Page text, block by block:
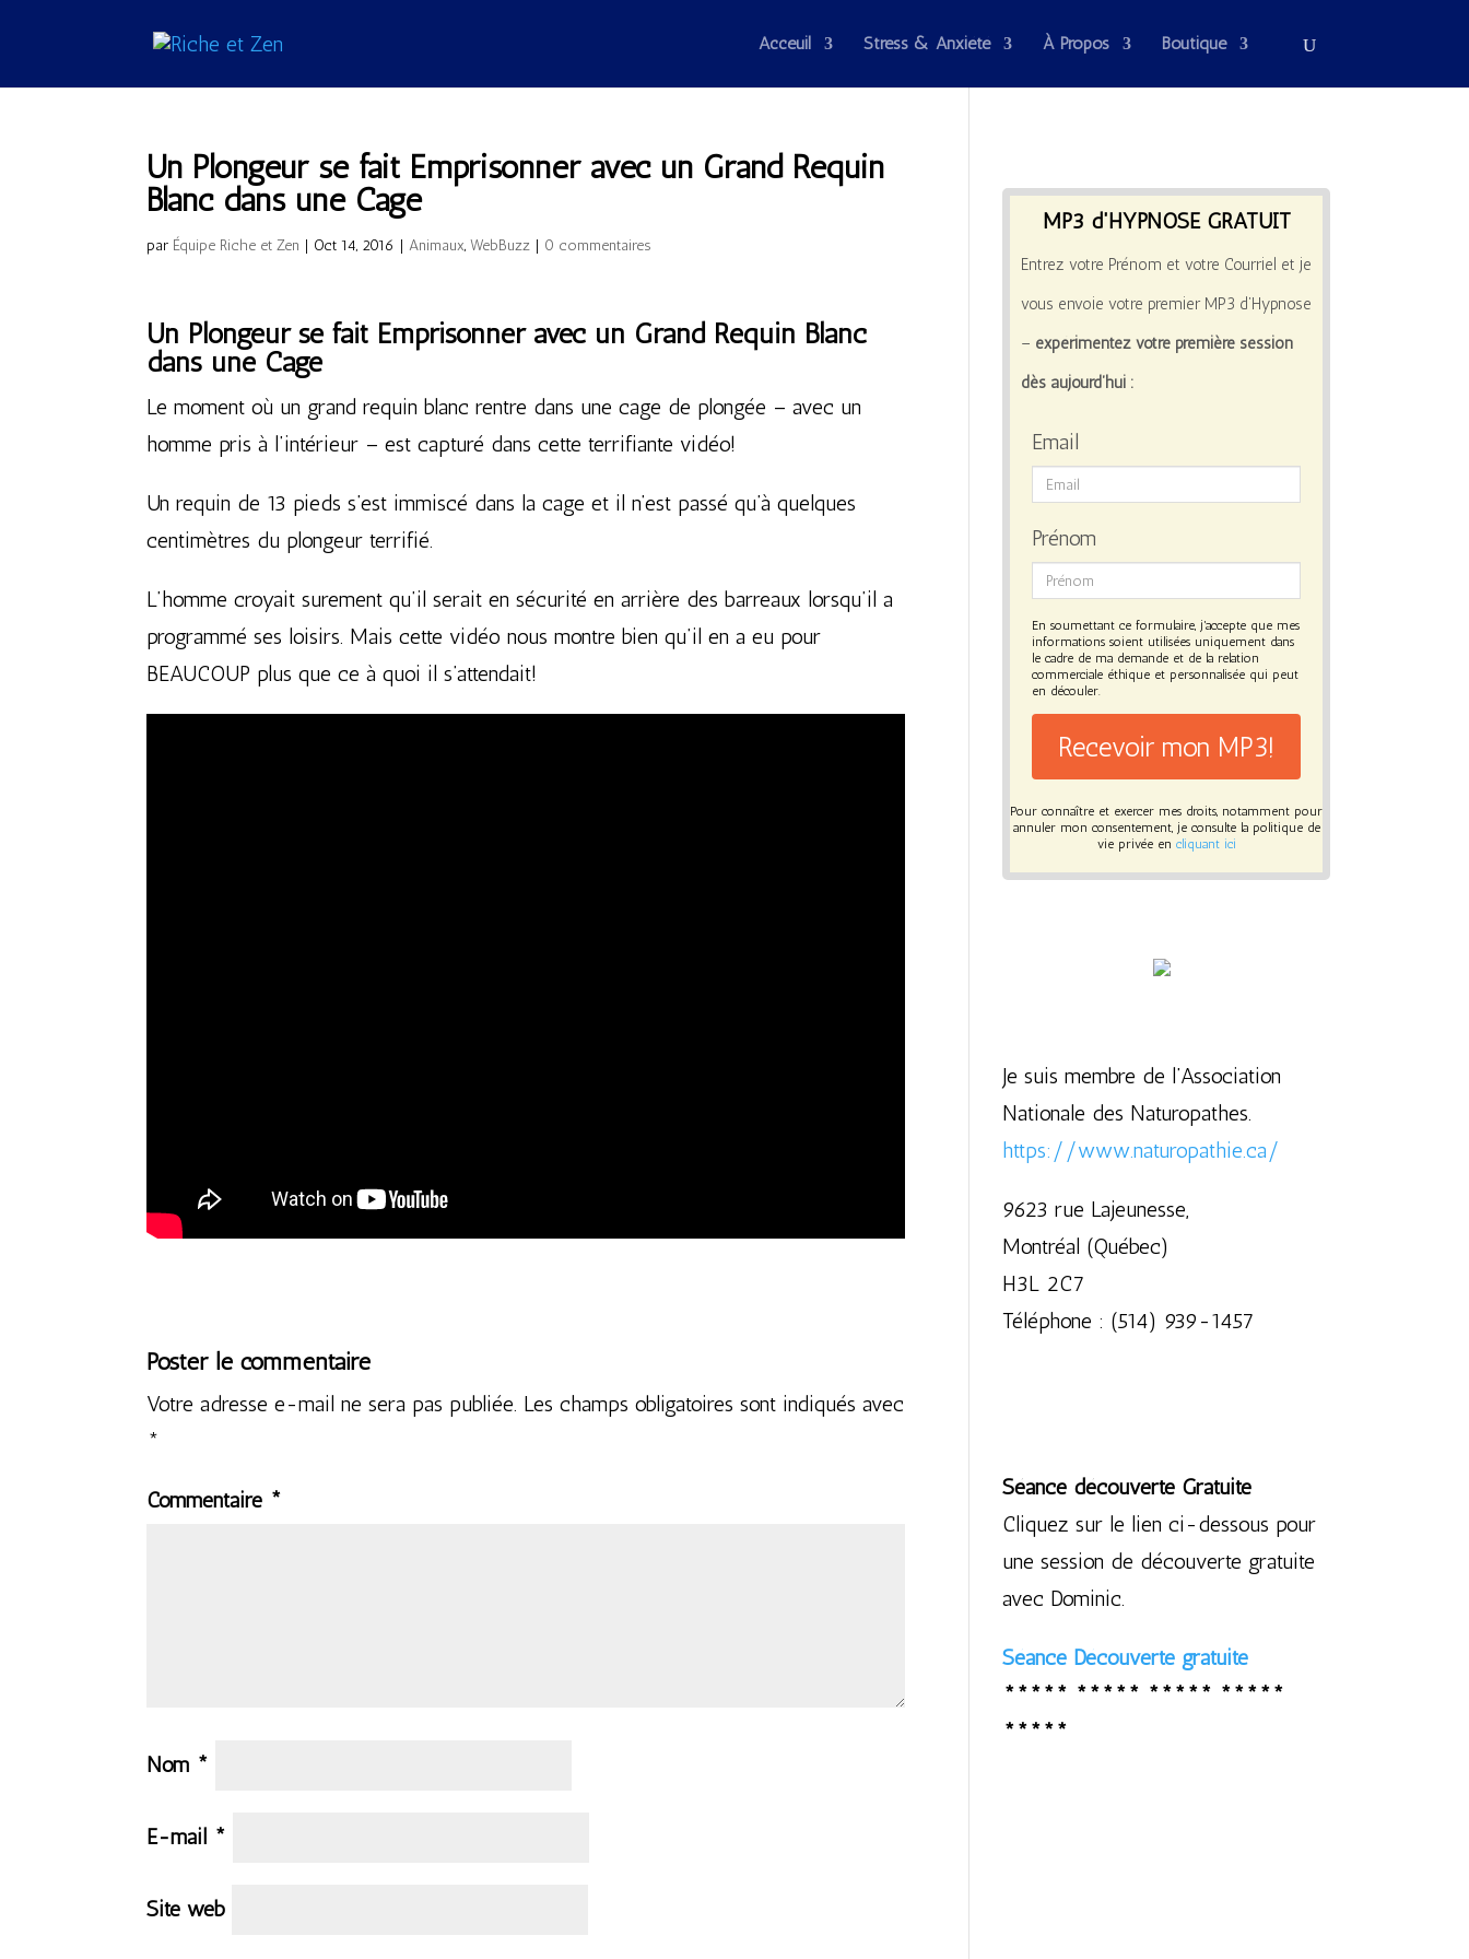
Acceuil Stress & Anxiété À Propos Boutique
Un Plongeur se fait Emprisonner avec un Grand Requin
Blanc dans une Cage
par Équipe Riche et Zen | Oct 14, 2016 |Animaux,WebBuzz | 0 commentaires
Un Plongeur se fait Emprisonner avec un Grand Requin Blanc
dans une Cage
Le moment où un grand requin blanc rentre dans une cage de plongée – avec un
homme pris à l’intérieur – est capturé dans cette terrifiante vidéo!
Un requin de 13 pieds s’est immiscé dans la cage et il n’est passé qu’à quelques
centimètres du plongeur terrifié.
L’homme croyait surement qu’il serait en sécurité en arrière des barreaux lorsqu’il a
programmé ses loisirs. Mais cette vidéo nous montre bien qu’il en a eu pour
BEAUCOUP plus que ce à quoi il s’attendait!
Poster le commentaire
Votre adresse e-mail ne sera pas publiée. Les champs obligatoires sont indiqués avec
*
Commentaire *
Nom *
E-mail *
Site web
MP3 d'HYPNOSE GRATUIT
Entrez votre Prénom et votre Courriel et je
vous envoie votre premier MP3 d’Hypnose
– expérimentez votre première session
dès aujourd’hui :
Email
Prénom
En soumettant ce formulaire, j'accepte que mes
informations soient utilisées uniquement dans
le cadre de ma demande et de la relation
commerciale éthique et personnalisée qui peut
en découler.
Recevoir mon MP3!
Pour connaître et exercer mes droits, notamment pour
annuler mon consentement, je consulte la politique de
vie privée en cliquant ici
Je suis membre de l’Association
Nationale des Naturopathes.
https://www.naturopathie.ca/
9623 rue Lajeunesse,
Montréal (Québec)
H3L 2C7
Téléphone : (514) 939-1457
Séance découverte Gratuite
Cliquez sur le lien ci-dessous pour
une session de découverte gratuite
avec Dominic.
Séance Découverte gratuite
***** ***** ***** *****
*****